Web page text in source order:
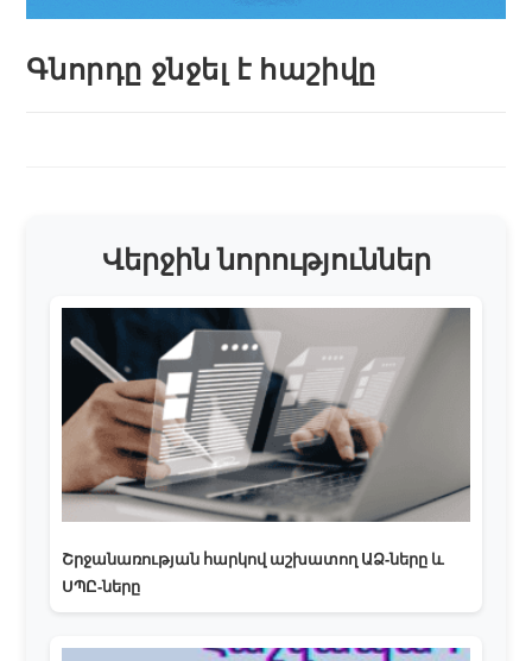
Գնորդը ջնջել է հաշիվը
Վերջին նորություններ
Շրջանառության հարկով աշխատող ԱՁ-ները և
ՍՊԸ-ները